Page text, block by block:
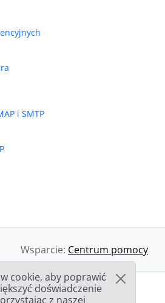
i SMTP
Wsparcie: Centrum pomocy
cookie, aby poprawić
doświadczenie
z naszej